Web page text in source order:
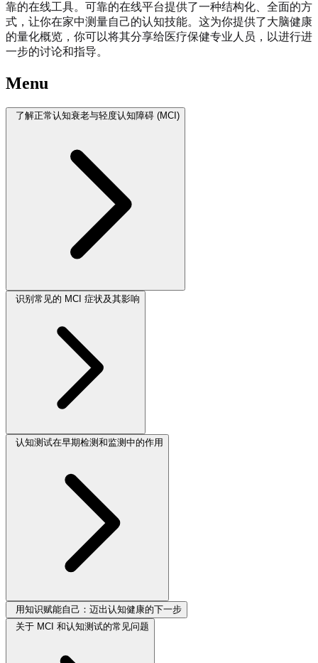
靠的在线工具。可靠的在线平台提供了一种结构化、全面的方
式，让你在家中测量自己的认知技能。这为你提供了大脑健康
的量化概览，你可以将其分享给医疗保健专业人员，以进行进
一步的讨论和指导。
Menu
了解正常认知衰老与轻度认知障碍 (MCI)
识别常见的 MCI 症状及其影响
认知测试在早期检测和监测中的作用
用知识赋能自己：迈出认知健康的下一步
关于 MCI 和认知测试的常见问题